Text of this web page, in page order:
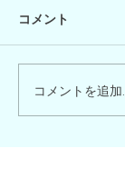
コメント
コメントを追加…